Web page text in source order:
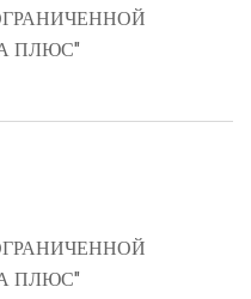
ПЛЮС"
ПЛЮС"